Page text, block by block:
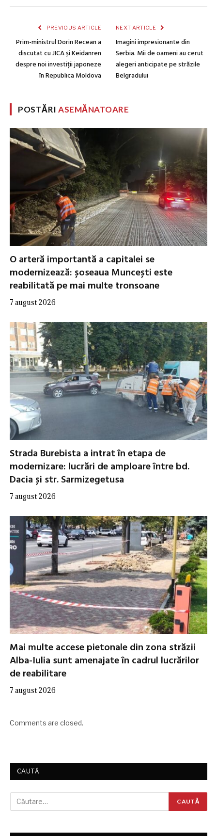
PREVIOUS ARTICLE
Prim-ministrul Dorin Recean a
discutat cu JICA și Keidanren
despre noi investiții japoneze
în Republica Moldova
NEXT ARTICLE
Imagini impresionante din
Serbia. Mii de oameni au cerut
alegeri anticipate pe străzile
Belgradului
POSTĂRIASEMĂNATOARE
O arteră importantă a capitalei se
modernizează: șoseaua Muncești este
reabilitată pe mai multe tronsoane
7 august 2026
Strada Burebista a intrat în etapa de
modernizare: lucrări de amploare între bd.
Dacia și str. Sarmizegetusa
7 august 2026
Mai multe accese pietonale din zona străzii
Alba-Iulia sunt amenajate în cadrul lucrărilor
de reabilitare
7 august 2026
Comments are closed.
CAUTĂ